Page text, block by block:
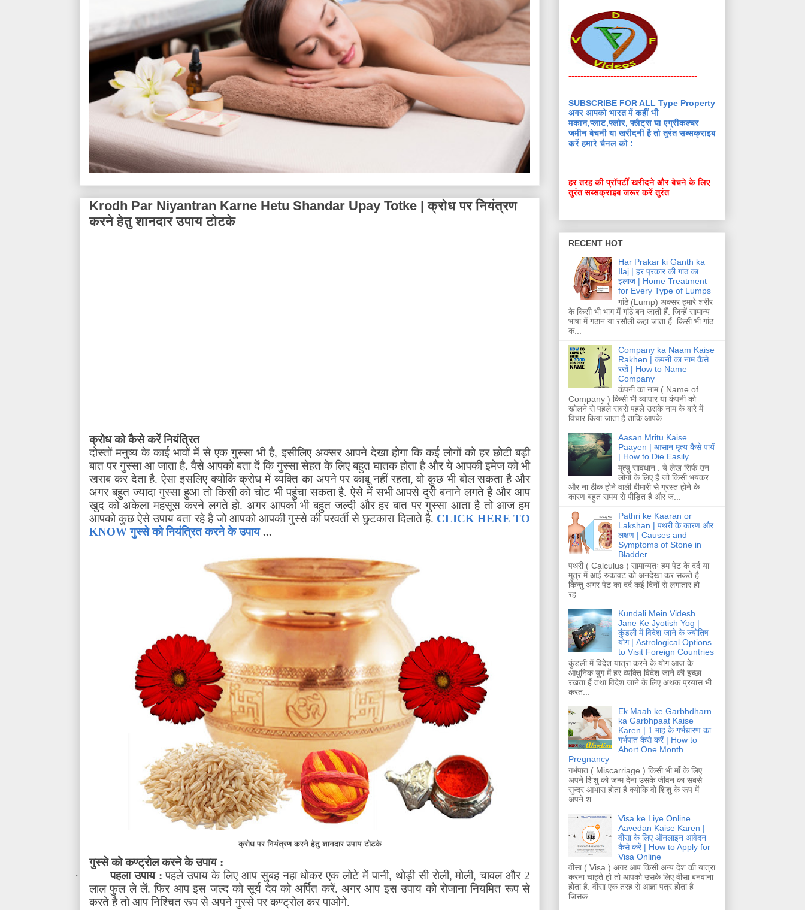
Krodh Par Niyantran Karne Hetu Shandar Upay Totke | क्रोध पर नियंत्रण
करने हेतु शानदार उपाय टोटके
क्रोध को कैसे करें नियंत्रित
दोस्तों मनुष्य के काई भावों में से एक गुस्सा भी है,इसीलिए अक्सर आपने देखा होगा कि कई लोगों को हर छोटी बड़ी
बात पर गुस्सा आ जाता है. वैसे आपको बता दें कि गुस्सा सेहत के लिए बहुत घातक होता है और ये आपकी इमेज को भी
खराब कर देता है. ऐसा इसलिए क्योकि क्रोध में व्यक्ति का अपने पर काबू नहीं रहता,वो कुछ भी बोल सकता है और
अगर बहुत ज्यादा गुस्सा हुआ तो किसी को चोट भी पहुंचा सकता है. ऐसे में सभी आपसे दुरी बनाने लगते है और आप
खुद को अकेला महसूस करने लगते हो. अगर आपको भी बहुत जल्दी और हर बात पर गुस्सा आता है तो आज हम
आपको कुछ ऐसे उपाय बता रहे है जो आपको आपकी गुस्से की परवर्ती से छुटकारा दिलाते है. CLICK HERE TO
KNOW गुस्से को नियंत्रित करने के उपाय...
क्रोध पर नियंत्रण करने हेतु शानदार उपाय टोटके
गुस्से को कण्ट्रोल करने के उपाय :
·
पहला उपाय : पहले उपाय के लिए आप सुबह नहा धोकर एक लोटे में पानी, थोड़ी सी रोली,मोली,चावल और 2
लाल फुल ले लें. फिर आप इस जल्द को सूर्य देव को अर्पित करें. अगर आप इस उपाय को रोजाना नियमित रूप से
करते है तो आप निश्चित रूप से अपने गुस्से पर कण्ट्रोल कर पाओगे.
-------------------------------------------
SUBSCRIBE FOR ALL Type Property
अगर आपको भारत में कहीं भी
मकान,प्लाट,फ्लोर, फ्लैट्स या एग्रीकल्चर
जमीन बेचनी या खरीदनी है तो तुरंत सब्सक्राइब
करें हमारे चैनल को :
हर तरह की प्रॉपर्टी खरीदने और बेचने के लिए
तुरंत सब्सक्राइब जरूर करें तुरंत
RECENT HOT
Har Prakar ki Ganth ka
Ilaj | हर प्रकार की गांठ का
इलाज | Home Treatment
for Every Type of Lumps
गांठे (Lump) अक्सर हमारे शरीर
के किसी भी भाग में गांठे बन जाती हैं. जिन्हें सामान्य
भाषा में गठान या रसौली कहा जाता हैं. किसी भी गांठ
क...
Company ka Naam Kaise
Rakhen | कंपनी का नाम कैसे
रखें | How to Name
Company
कंपनी का नाम ( Name of
Company ) किसी भी व्यापार या कंपनी को
खोलने से पहले सबसे पहले उसके नाम के बारे में
विचार किया जाता है ताकि आपके ...
Aasan Mritu Kaise
Paayen | आसान मृत्य कैसे पायें
| How to Die Easily
मृत्यु सावधान : ये लेख सिर्फ उन
लोगो के लिए है जो किसी भयंकर
और ना ठीक होने वाली बीमारी से ग्रस्त होने के
कारण बहुत समय से पीड़ित है और ज...
Pathri ke Kaaran or
Lakshan | पथरी के कारण और
लक्षण | Causes and
Symptoms of Stone in
Bladder
पथरी ( Calculus ) सामान्यतः हम पेट के दर्द या
मूत्र में आई रुकावट को अनदेखा कर सकते है.
किन्तु अगर पेट का दर्द कई दिनों से लगातार हो
रह...
Kundali Mein Videsh
Jane Ke Jyotish Yog |
कुंडली में विदेश जाने के ज्योतिष
योग | Astrological Options
to Visit Foreign Countries
कुंडली में विदेश यात्रा करने के योग आज के
आधुनिक युग में हर व्यक्ति विदेश जाने की इच्छा
रखता हैं तथा विदेश जाने के लिए अथक प्रयास भी
करत...
Ek Maah ke Garbhdharn
ka Garbhpaat Kaise
Karen | 1 माह के गर्भधारण का
गर्भपात कैसे करें | How to
Abort One Month
Pregnancy
गर्भपात ( Miscarriage ) किसी भी माँ के लिए
अपने शिशु को जन्म देना उसके जीवन का सबसे
सुन्दर आभास होता है क्योकि वो शिशु के रूप में
अपने श...
Visa ke Liye Online
Aavedan Kaise Karen |
वीसा के लिए ऑनलाइन आवेदन
कैसे करें | How to Apply for
Visa Online
वीसा ( Visa ) अगर आप किसी अन्य देश की यात्रा
करना चाहते हो तो आपको उसके लिए वीसा बनवाना
होता है. वीसा एक तरह से आज्ञा पत्र होता है
जिसक...